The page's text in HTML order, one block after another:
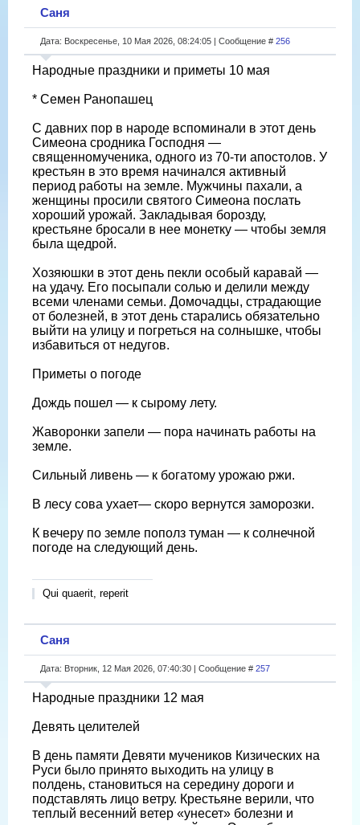
Саня
Дата: Воскресенье, 10 Мая 2026, 08:24:05 | Сообщение # 256
Народные праздники и приметы 10 мая
* Семен Ранопашец
С давних пор в народе вспоминали в этот день
Симеона сродника Господня —
священномученика, одного из 70-ти апостолов. У
крестьян в это время начинался активный
период работы на земле. Мужчины пахали, а
женщины просили святого Симеона послать
хороший урожай. Закладывая борозду,
крестьяне бросали в нее монетку — чтобы земля
была щедрой.
Хозяюшки в этот день пекли особый каравай —
на удачу. Его посыпали солью и делили между
всеми членами семьи. Домочадцы, страдающие
от болезней, в этот день старались обязательно
выйти на улицу и погреться на солнышке, чтобы
избавиться от недугов.
Приметы о погоде
Дождь пошел — к сырому лету.
Жаворонки запели — пора начинать работы на
земле.
Сильный ливень — к богатому урожаю ржи.
В лесу сова ухает— скоро вернутся заморозки.
К вечеру по земле пополз туман — к солнечной
погоде на следующий день.
Qui quaerit, reperit
Саня
Дата: Вторник, 12 Мая 2026, 07:40:30 | Сообщение # 257
Народные праздники 12 мая
Девять целителей
В день памяти Девяти мучеников Кизических на
Руси было принято выходить на улицу в
полдень, становиться на середину дороги и
подставлять лицо ветру. Крестьяне верили, что
теплый весенний ветер «унесет» болезни и